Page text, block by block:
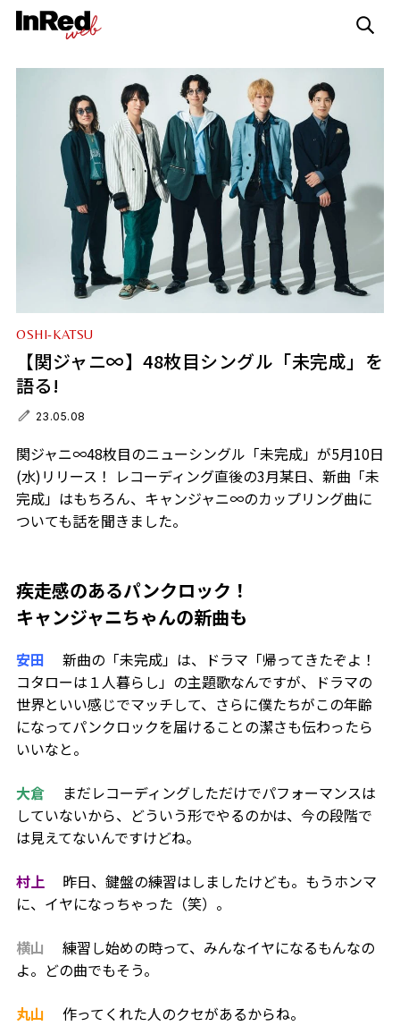
OSHI-KATSU
【関ジャニ∞】48枚目シングル「未完成」を
語る!
23.05.08
関ジャニ∞48枚目のニューシングル「未完成」が5月10日
(水)リリース！ レコーディング直後の3月某日、新曲「未
完成」はもちろん、キャンジャニ∞のカップリング曲に
ついても話を聞きました。
疾走感のあるパンクロック！
キャンジャニちゃんの新曲も
安田 新曲の「未完成」は、ドラマ「帰ってきたぞよ！
コタローは１人暮らし」の主題歌なんですが、ドラマの
世界といい感じでマッチして、さらに僕たちがこの年齢
になってパンクロックを届けることの潔さも伝わったら
いいなと。
大倉まだレコーディングしただけでパフォーマンスは
していないから、どういう形でやるのかは、今の段階で
は見えてないんですけどね。
村上昨日、鍵盤の練習はしましたけども。もうホンマ
に、イヤになっちゃった（笑）。
横山 練習し始めの時って、みんなイヤになるもんなの
よ。どの曲でもそう。
丸山 作ってくれた人のクセがあるからね。